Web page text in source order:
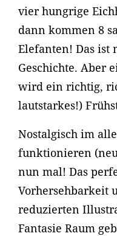
vier hungrige
dann kommen 8
Elefanten! Das ist
Geschichte. Aber
wird ein richtig,
lautstarkes!)
Nostalgisch im
funktionieren
nun mal! Das
Vorhersehbarkeit
reduzierten
Fantasie Raum